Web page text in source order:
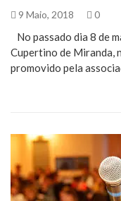
9 Maio, 2018 0
No passado dia 8 de
Cupertino de Miranda,
promovido pela